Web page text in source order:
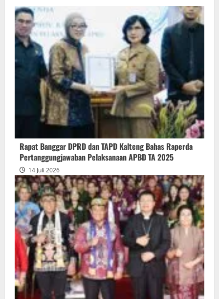
about
Rapur
Penyampaian
Pendapat
Akhir
Gubernur
atas
Persetujuan
Bersama
Raperda
Pertanggungjawaban
Pelaksanaan
APBD
2025
Rapat Banggar DPRD dan TAPD Kalteng Bahas Raperda
Pertanggungjawaban Pelaksanaan APBD TA 2025
14 Juli 2026